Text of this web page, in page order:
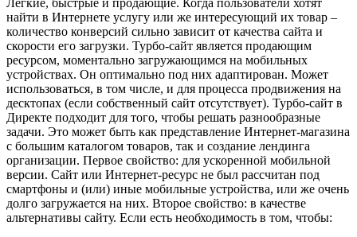
Легкие, быстрые и продающие. Когда пользователи хотят
найти в Интернете услугу или же интересующий их товар –
количество конверсий сильно зависит от качества сайта и
скорости его загрузки. Турбо-сайт является продающим
ресурсом, моментально загружающимся на мобильных
устройствах. Он оптимально под них адаптирован. Может
использоваться, в том числе, и для процесса продвижения на
десктопах (если собственный сайт отсутствует). Турбо-сайт в
Директе подходит для того, чтобы решать разнообразные
задачи. Это может быть как представление Интернет-магазина
с большим каталогом товаров, так и создание лендинга
организации. Первое свойство: для ускоренной мобильной
версии. Сайт или Интернет-ресурс не был рассчитан под
смартфоны и (или) иные мобильные устройства, или же очень
долго загружается на них. Второе свойство: в качестве
альтернативы сайту. Если есть необходимость в том, чтобы: